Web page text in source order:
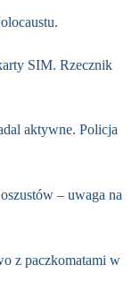
SIM. Rzecznik
aktywne. Policja
– uwaga na
z paczkomatami w